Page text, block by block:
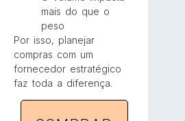
mais do que o
peso
Por isso, planejar
compras com um
fornecedor estratégico
faz toda a diferença.